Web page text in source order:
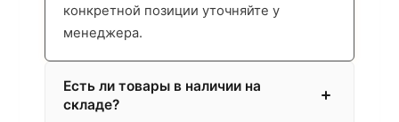
конкретной позиции уточняйте у
менеджера.
Есть ли товары в наличии на
складе?